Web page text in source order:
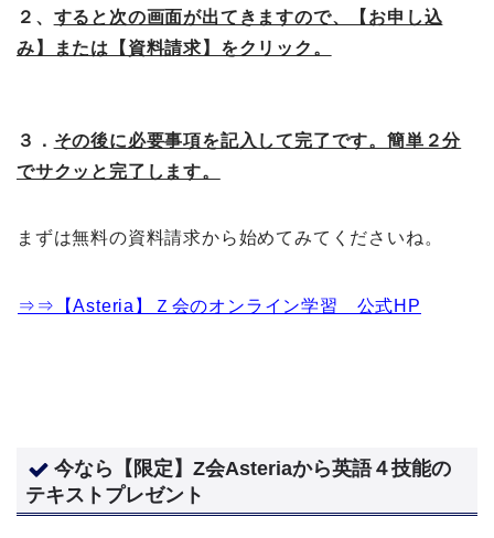
２、 すると次の画面が出てきますので、【お申し込
み】または【資料請求】をクリック。
３． その後に必要事項を記入して完了です。簡単２分
でサクッと完了します。
まずは無料の資料請求から始めてみてくださいね。
⇒⇒【Asteria】Ｚ会のオンライン学習 公式HP
今なら【限定】Z会Asteriaから英語４技能の
テキストプレゼント